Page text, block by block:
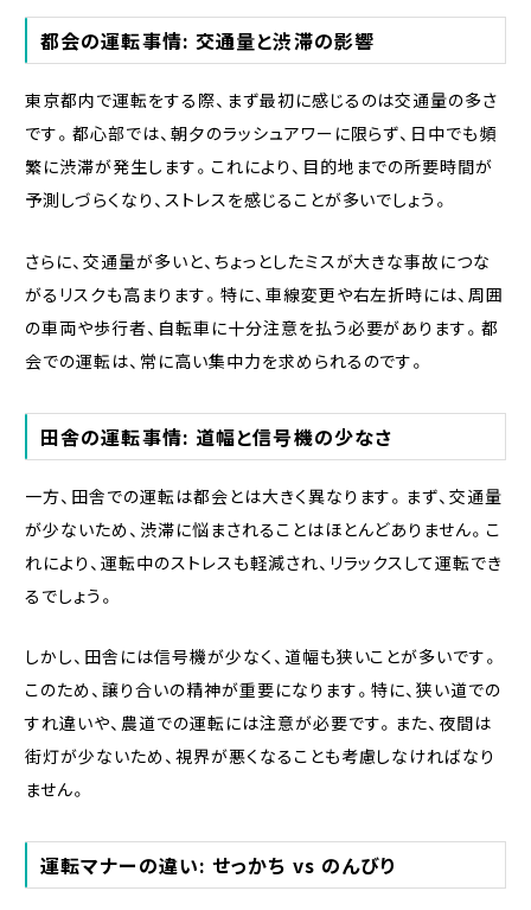
都会の運転事情: 交通量と渋滞の影響
東京都内で運転をする際、まず最初に感じるのは交通量の多さ
です。都心部では、朝夕のラッシュアワーに限らず、日中でも頻
繁に渋滞が発生します。これにより、目的地までの所要時間が
予測しづらくなり、ストレスを感じることが多いでしょう。
さらに、交通量が多いと、ちょっとしたミスが大きな事故につな
がるリスクも高まります。特に、車線変更や右左折時には、周囲
の車両や歩行者、自転車に十分注意を払う必要があります。都
会での運転は、常に高い集中力を求められるのです。
田舎の運転事情: 道幅と信号機の少なさ
一方、田舎での運転は都会とは大きく異なります。まず、交通量
が少ないため、渋滞に悩まされることはほとんどありません。こ
れにより、運転中のストレスも軽減され、リラックスして運転でき
るでしょう。
しかし、田舎には信号機が少なく、道幅も狭いことが多いです。
このため、譲り合いの精神が重要になります。特に、狭い道での
すれ違いや、農道での運転には注意が必要です。また、夜間は
街灯が少ないため、視界が悪くなることも考慮しなければなり
ません。
運転マナーの違い: せっかち vs のんびり